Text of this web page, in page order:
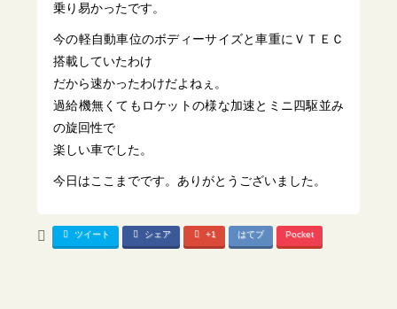
乗り易かったです。
今の軽自動車位のボディーサイズと車重にＶＴＥＣ
搭載していたわけ
だから速かったわけだよねぇ。
過給機無くてもロケットの様な加速とミニ四駆並み
の旋回性で
楽しい車でした。
今日はここまでです。ありがとうございました。
ツイート シェア +1 はてブ Pocket